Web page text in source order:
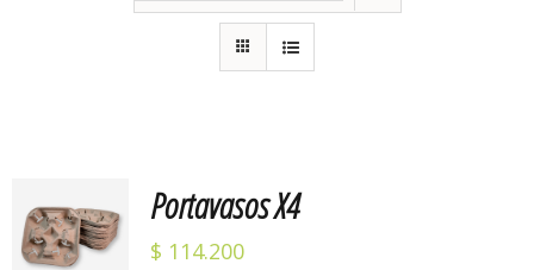
con5.00de 5
AL
CARRITO
Portavasos X4
$ 114.200